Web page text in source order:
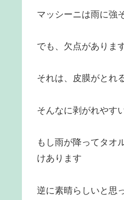
マッシーニは雨に強
でも、欠点がありま
それは、皮膜がとれ
そんなに剥がれやす
もし雨が降ってタオ
けあります
逆に素晴らしいと思